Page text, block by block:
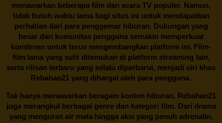
menawarkan beberapa film dan acara TV populer. Namun,
tidak butuh waktu lama bagi situs ini untuk mendapatkan
perhatian dari para penggemar hiburan. Dukungan yang
besar dari komunitas pengguna semakin memperkuat
komitmen untuk terus mengembangkan platform ini. Film-
film lama yang sulit ditemukan di platform streaming lain,
serta rilisan terbaru yang selalu diperbarui, menjadi ciri khas
Rebahan21 yang dihargai oleh para pengguna.
Tak hanya menawarkan beragam konten hiburan, Rebahan21
juga merangkul berbagai genre dan kategori film. Dari drama
yang menguras air mata hingga aksi yang penuh adrenalin,